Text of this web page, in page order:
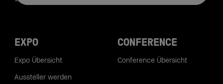
EXPO
Expo Übersicht
Aussteller werden
CONFERENCE
Conference Übersicht